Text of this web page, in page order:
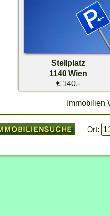
Stellplatz
1140 Wien
€ 140,-
Immobilien
Ort: